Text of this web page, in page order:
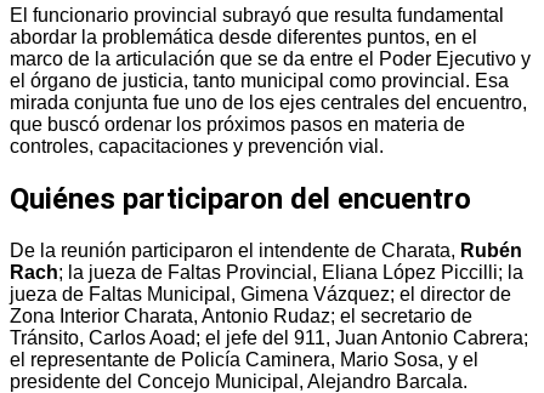
El funcionario provincial subrayó que resulta fundamental
abordar la problemática desde diferentes puntos, en el
marco de la articulación que se da entre el Poder Ejecutivo y
el órgano de justicia, tanto municipal como provincial. Esa
mirada conjunta fue uno de los ejes centrales del encuentro,
que buscó ordenar los próximos pasos en materia de
controles, capacitaciones y prevención vial.
Quiénes participaron del encuentro
De la reunión participaron el intendente de Charata, Rubén
Rach; la jueza de Faltas Provincial, Eliana López Piccilli; la
jueza de Faltas Municipal, Gimena Vázquez; el director de
Zona Interior Charata, Antonio Rudaz; el secretario de
Tránsito, Carlos Aoad; el jefe del 911, Juan Antonio Cabrera;
el representante de Policía Caminera, Mario Sosa, y el
presidente del Concejo Municipal, Alejandro Barcala.